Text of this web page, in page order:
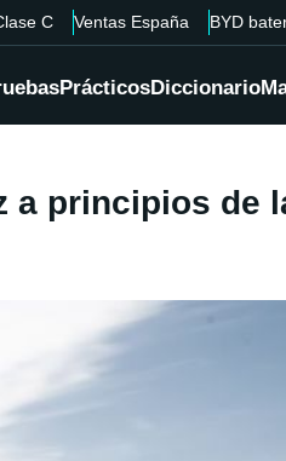
C Ventas España BYD
PrácticosDiccionario
a principios de